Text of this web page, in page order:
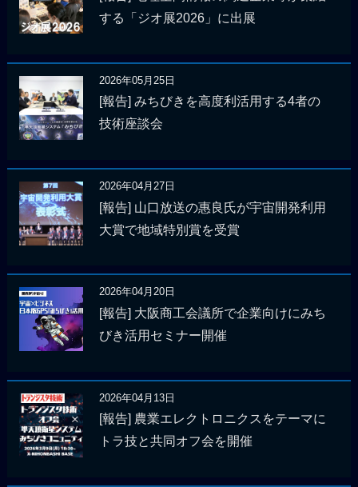
する「ジオ展2026」に出展
2026年05月25日
[報告] みちびきを高度利活用する4者の
技術座談会
2026年04月27日
[報告] 山口放送の惠良氏が宇宙開発利用
大賞で地域特別賞を受賞
2026年04月20日
[報告] 大阪商工会議所で企業向けにみち
びき活用セミナー開催
2026年04月13日
[報告] 農業エレクトロニクスをテーマに
トラ技と共同オフ会を開催